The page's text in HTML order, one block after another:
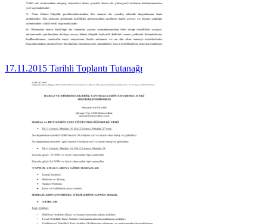
17.11.2015 Tarihli Toplantı Tutanağı